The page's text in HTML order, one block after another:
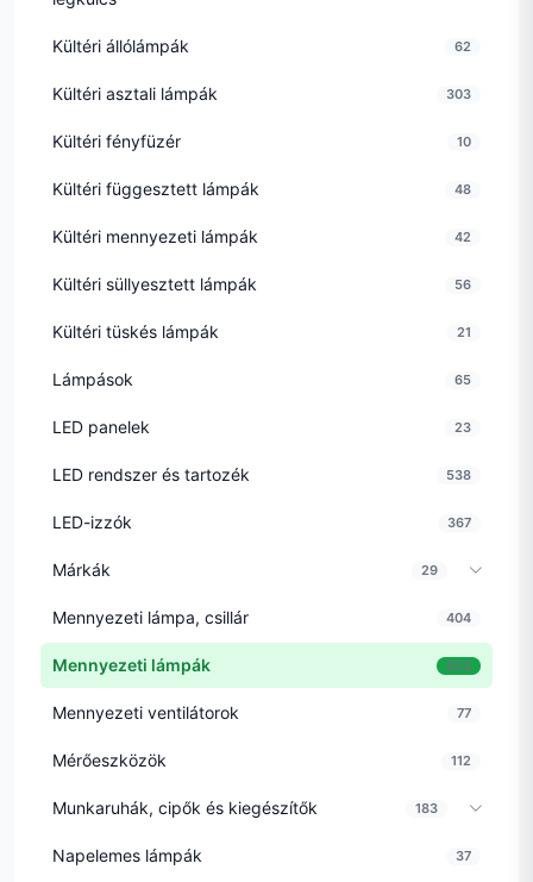
Kültéri állólámpák 62
Kültéri asztali lámpák 303
Kültéri fényfüzér 10
Kültéri függesztett lámpák 48
Kültéri mennyezeti lámpák 42
Kültéri süllyesztett lámpák 56
Kültéri tüskés lámpák 21
Lámpások 65
LED panelek 23
LED rendszer és tartozék 538
LED-izzók 367
Márkák 29
Mennyezeti lámpa, csillár 404
Mennyezeti lámpák 623
Mennyezeti ventilátorok 77
Mérőeszközök 112
Munkaruhák, cipők és kiegészítők 183
Napelemes lámpák 37